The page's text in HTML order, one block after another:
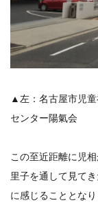
▲左：名古屋市児
センター陽氣会
この至近距離に児
里子を通して見て
に感じることとなり